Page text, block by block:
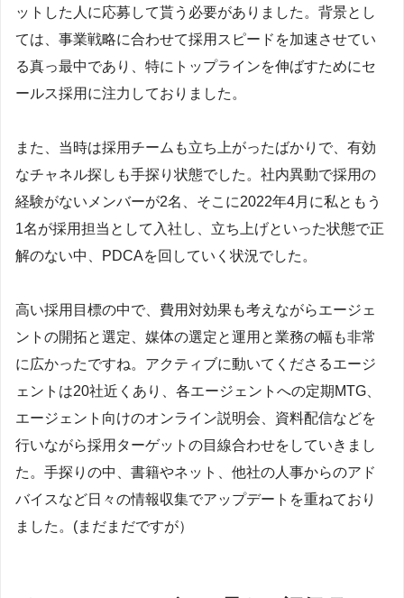
ットした人に応募して貰う必要がありました。背景とし
ては、事業戦略に合わせて採用スピードを加速させてい
る真っ最中であり、特にトップラインを伸ばすためにセ
ールス採用に注力しておりました。
また、当時は採用チームも立ち上がったばかりで、有効
なチャネル探しも手探り状態でした。社内異動で採用の
経験がないメンバーが2名、そこに2022年4月に私ともう
1名が採用担当として入社し、立ち上げといった状態で正
解のない中、PDCAを回していく状況でした。
高い採用目標の中で、費用対効果も考えながらエージェ
ントの開拓と選定、媒体の選定と運用と業務の幅も非常
に広かったですね。アクティブに動いてくださるエージ
ェントは20社近くあり、各エージェントへの定期MTG、
エージェント向けのオンライン説明会、資料配信などを
行いながら採用ターゲットの目線合わせをしていきまし
た。手探りの中、書籍やネット、他社の人事からのアド
バイスなど日々の情報収集でアップデートを重ねており
ました。(まだまだですが）